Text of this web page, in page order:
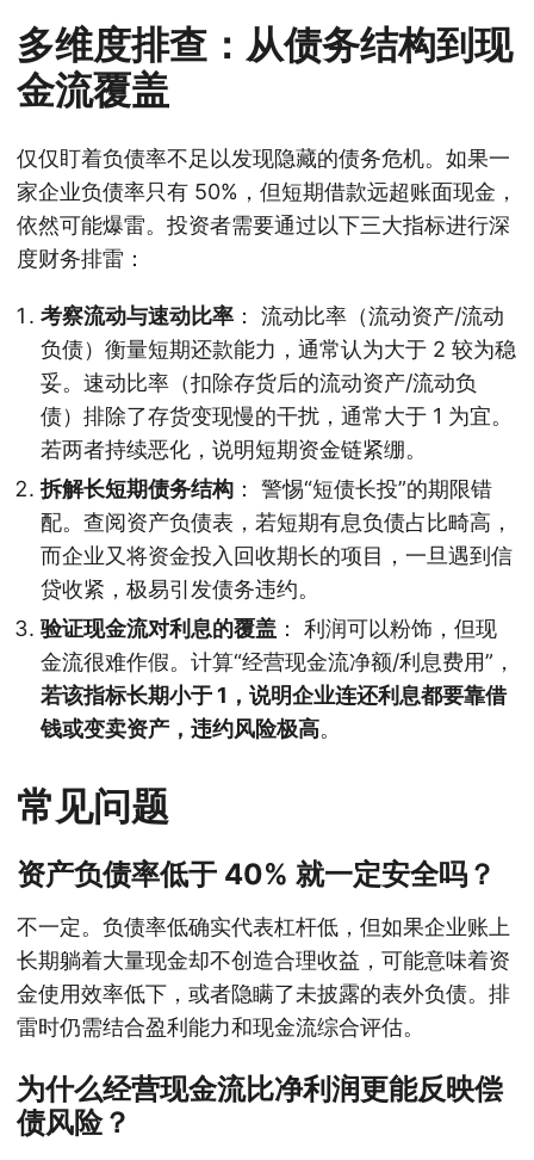
多维度排查：从债务结构到现
金流覆盖
仅仅盯着负债率不足以发现隐藏的债务危机。如果一
家企业负债率只有 50%，但短期借款远超账面现金，
依然可能爆雷。投资者需要通过以下三大指标进行深
度财务排雷：
考察流动与速动比率 ： 流动比率（流动资产/流动
负债）衡量短期还款能力，通常认为大于 2 较为稳
妥。速动比率（扣除存货后的流动资产/流动负
债）排除了存货变现慢的干扰，通常大于 1 为宜。
若两者持续恶化，说明短期资金链紧绷。
拆解长短期债务结构 ： 警惕“短债长投”的期限错
配。查阅资产负债表，若短期有息负债占比畸高，
而企业又将资金投入回收期长的项目，一旦遇到信
贷收紧，极易引发债务违约。
验证现金流对利息的覆盖 ： 利润可以粉饰，但现
金流很难作假。计算“经营现金流净额/利息费用”，
若该指标长期小于 1，说明企业连还利息都要靠借
钱或变卖资产，违约风险极高。
常见问题
资产负债率低于 40% 就一定安全吗？
不一定。负债率低确实代表杠杆低，但如果企业账上
长期躺着大量现金却不创造合理收益，可能意味着资
金使用效率低下，或者隐瞒了未披露的表外负债。排
雷时仍需结合盈利能力和现金流综合评估。
为什么经营现金流比净利润更能反映偿
债风险？